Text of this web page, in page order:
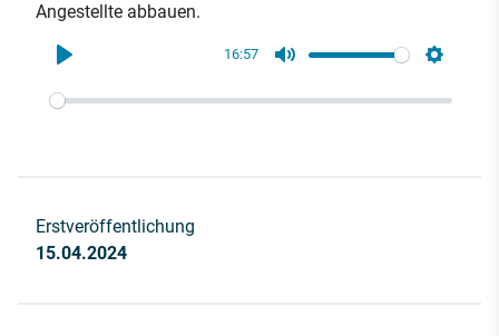
Angestellte abbauen.
16:57
Erstveröffentlichung
15.04.2024